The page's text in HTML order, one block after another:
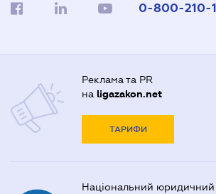
0-800-210-
Реклама та PR
на ligazakon.net
ТАРИФИ
Національний юридичний